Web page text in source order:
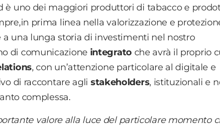
è uno dei maggiori produttori di tabacco e
in prima linea nella valorizzazione e
a una lunga storia di investimenti nel nostro
di comunicazione integratoche avrà il proprio
, con un’attenzione particolare al digitale e
di raccontare agli stakeholders, istituzionali e
complessa.
valore alla luce del particolare momento